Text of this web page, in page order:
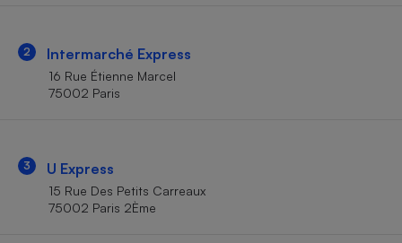
2 Intermarché Express
16 Rue Étienne Marcel
75002 Paris
3 U Express
15 Rue Des Petits Carreaux
75002 Paris 2Ème